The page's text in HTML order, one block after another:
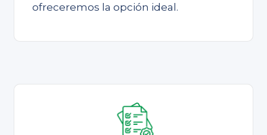
ofreceremos la opción ideal.